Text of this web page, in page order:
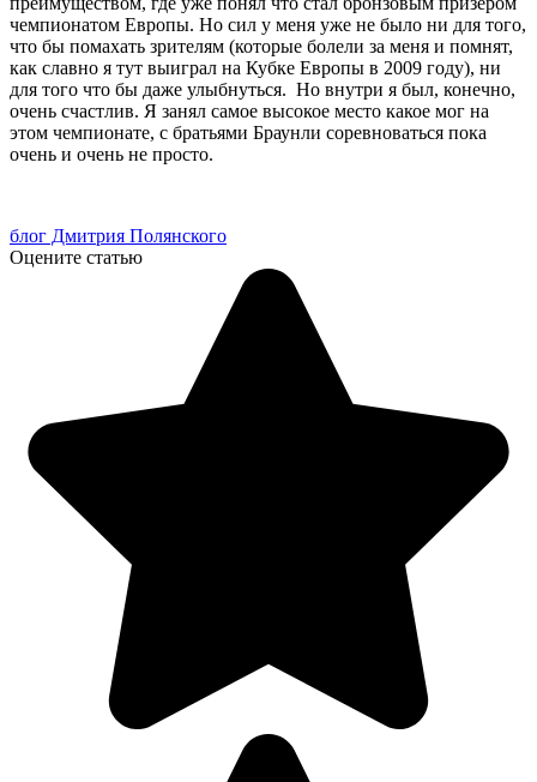
чемпионатом Европы. Но сил у меня уже не было ни для того,
что бы помахать зрителям (которые болели за меня и помнят,
как славно я тут выиграл на Кубке Европы в 2009 году), ни
для того что бы даже улыбнуться. Но внутри я был, конечно,
очень счастлив. Я занял самое высокое место какое мог на
этом чемпионате, с братьями Браунли соревноваться пока
очень и очень не просто.
блог Дмитрия Полянского
Оцените статью